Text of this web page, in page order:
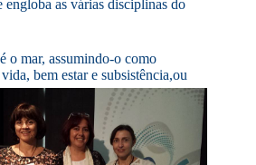
engloba as várias disciplinas do
o mar, assumindo-o como
bem estar e subsistência,ou